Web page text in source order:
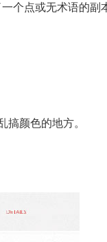
个点或无术语的副
搞颜色的地方。